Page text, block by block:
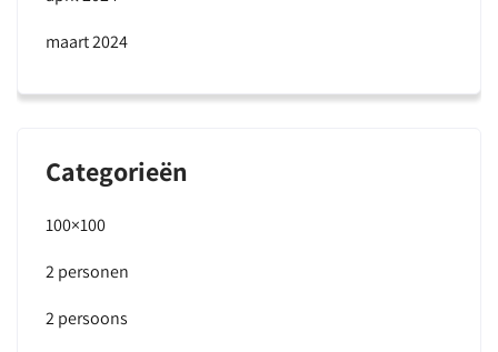
maart 2024
Categorieën
100×100
2 personen
2 persoons